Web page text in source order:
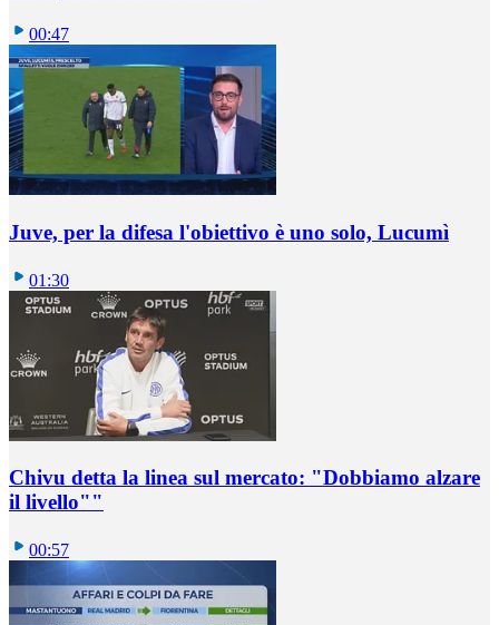
00:47
Juve, per la difesa l'obiettivo è uno solo, Lucumì
01:30
Chivu detta la linea sul mercato: "Dobbiamo alzare
il livello""
00:57